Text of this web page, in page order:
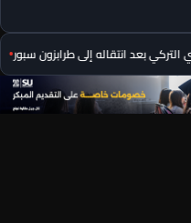
بعد انتقاله إلى طرابزون سبور